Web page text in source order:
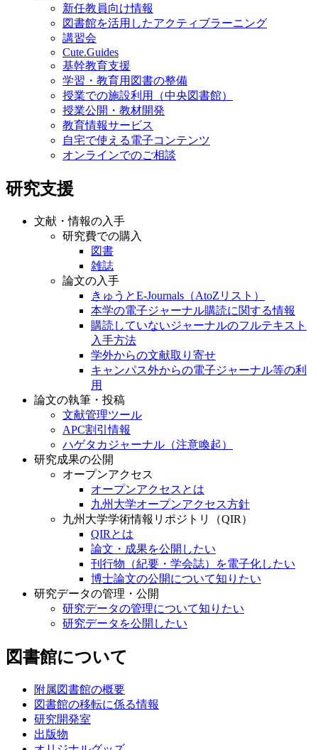
新任教員向け情報
図書館を活用したアクティブラーニング
講習会
Cute.Guides
基幹教育支援
学習・教育用図書の整備
授業での施設利用（中央図書館）
授業公開・教材開発
教育情報サービス
自宅で使える電子コンテンツ
オンラインでのご相談
研究支援
文献・情報の入手
研究費での購入
図書
雑誌
論文の入手
きゅうとE-Journals（AtoZリスト）
本学の電子ジャーナル購読に関する情報
購読していないジャーナルのフルテキスト
入手方法
学外からの文献取り寄せ
キャンパス外からの電子ジャーナル等の利
用
論文の執筆・投稿
文献管理ツール
APC割引情報
ハゲタカジャーナル（注意喚起）
研究成果の公開
オープンアクセス
オープンアクセスとは
九州大学オープンアクセス方針
九州大学学術情報リポジトリ（QIR）
QIRとは
論文・成果を公開したい
刊行物（紀要・学会誌）を電子化したい
博士論文の公開について知りたい
研究データの管理・公開
研究データの管理について知りたい
研究データを公開したい
図書館について
附属図書館の概要
図書館の移転に係る情報
研究開発室
出版物